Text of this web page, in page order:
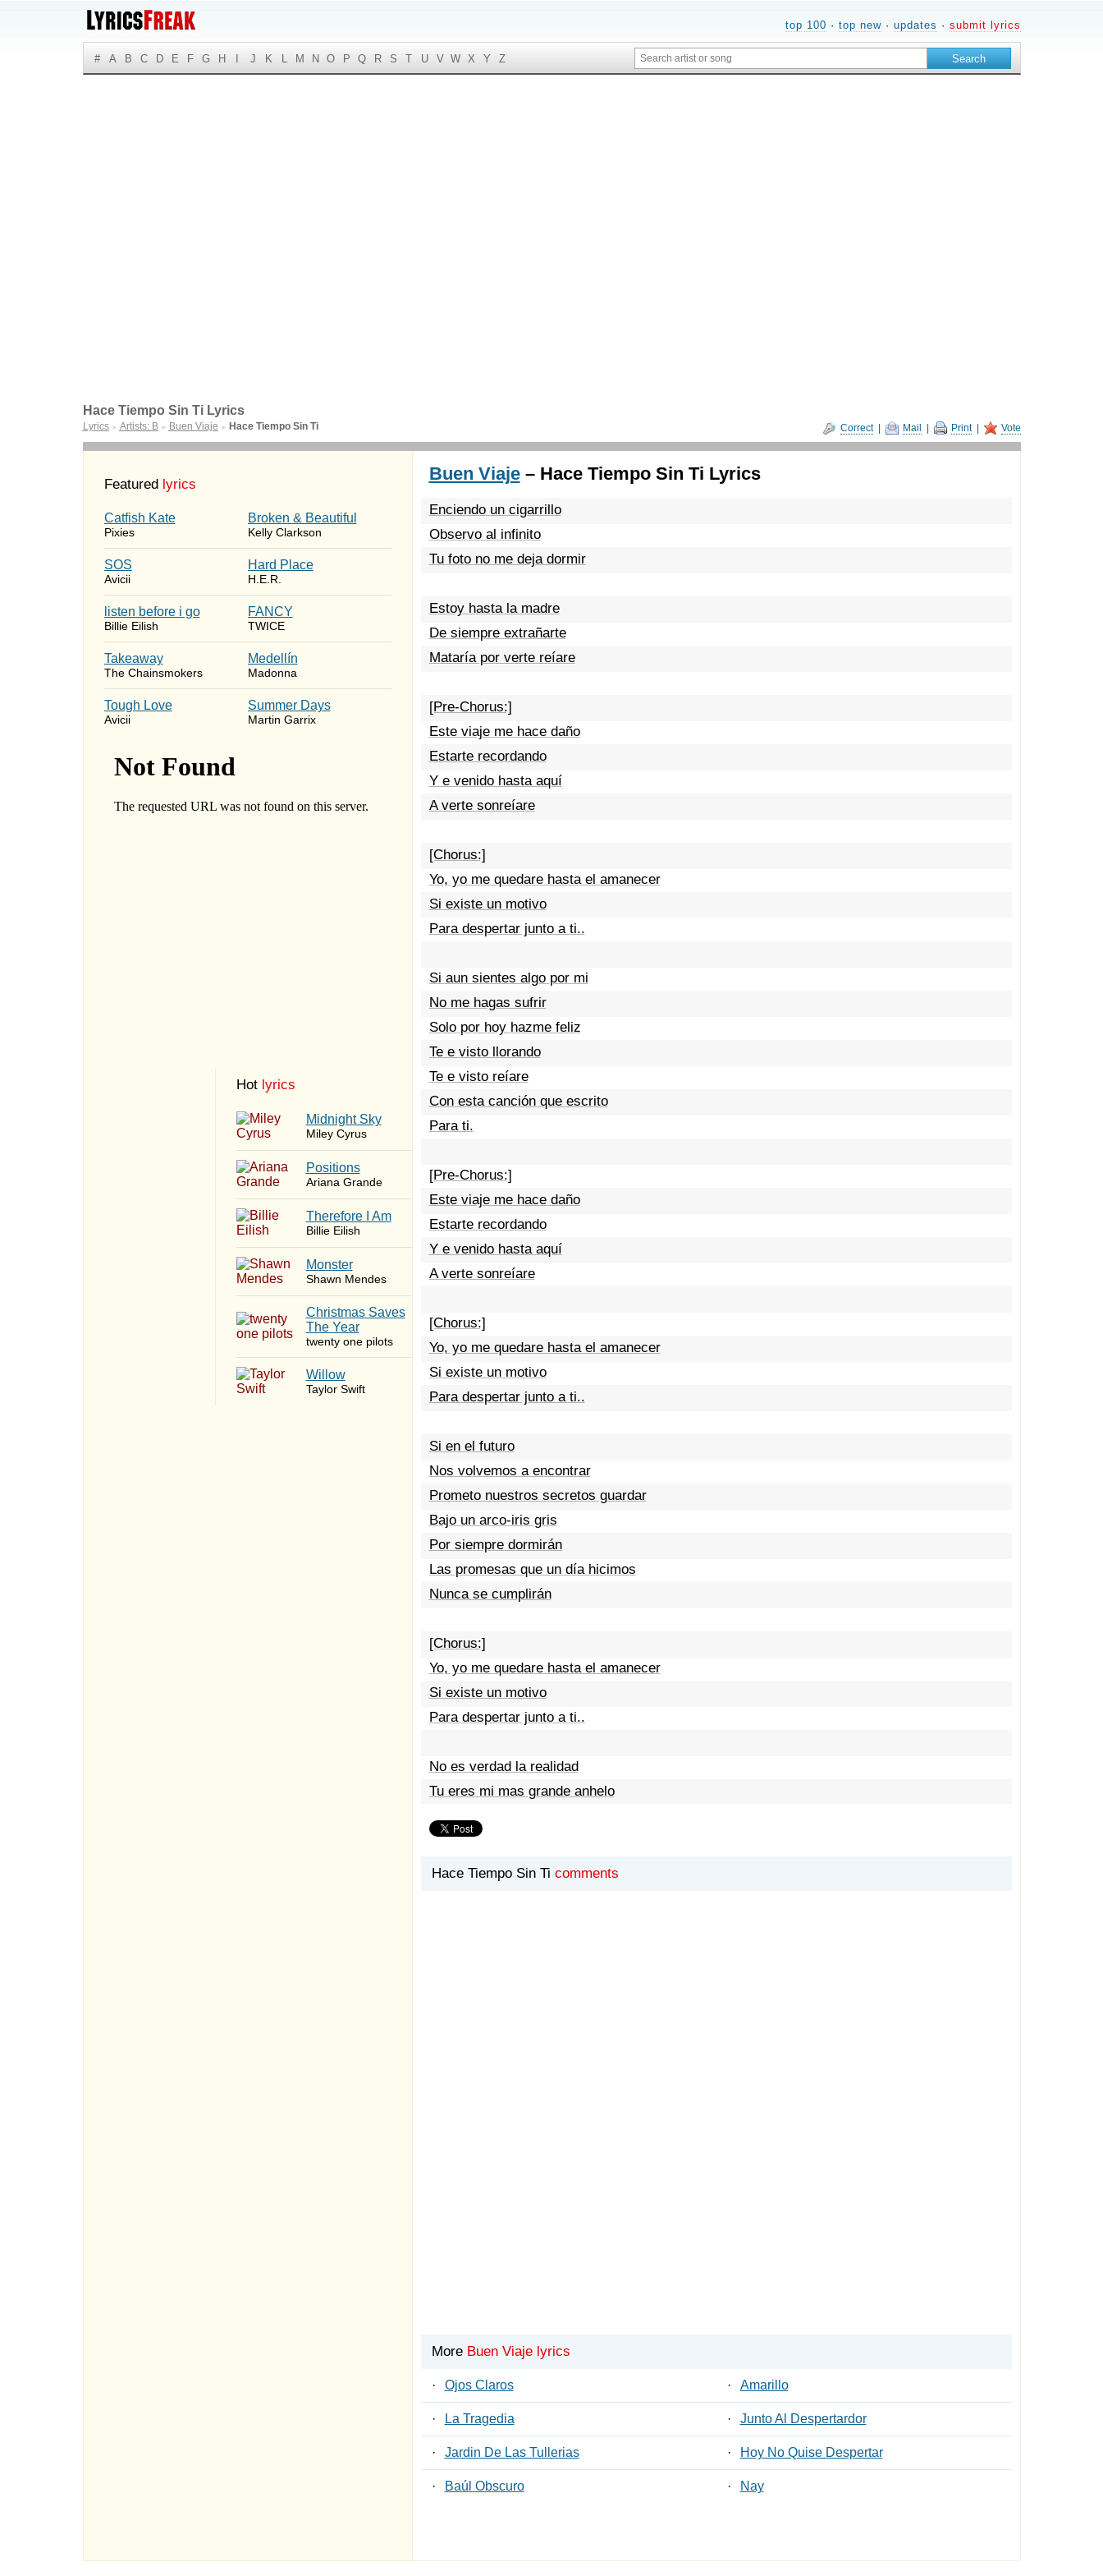
top 100 · top new· updates · submit lyrics
# A B C D E F G H J K L M N O P Q R S T U V W X Y Z
Correct| Mail Print| Vote
Hace Tiempo Sin Ti Lyrics
Lyrics ► Artists: B ► Buen Viaje ► Hace Tiempo Sin Ti
Featured lyrics
Catfish Kate
Pixies
Broken & Beautiful
Kelly Clarkson
SOS
Avicii
Hard Place
H.E.R.
​listen before i go
Billie Eilish
FANCY
TWICE
Takeaway
The Chainsmokers
Medellín
Madonna
Tough Love
Avicii
Summer Days
Martin Garrix
Hot lyrics
Midnight Sky
Miley Cyrus
​Positions
Ariana Grande
Therefore I Am
Billie Eilish
Monster
Shawn Mendes
Christmas Saves
The Year
twenty one pilots
Willow
Taylor Swift
Buen Viaje– Hace Tiempo Sin Ti Lyrics
Enciendo un cigarrillo
Observo al infinito
Tu foto no me deja dormir
Estoy hasta la madre
De siempre extrañarte
Mataría por verte reíare
[Pre-Chorus:]
Este viaje me hace daño
Estarte recordando
Y e venido hasta aquí
A verte sonreíare
[Chorus:]
Yo, yo me quedare hasta el amanecer
Si existe un motivo
Para despertar junto a ti..
Si aun sientes algo por mi
No me hagas sufrir
Solo por hoy hazme feliz
Te e visto llorando
Te e visto reíare
Con esta canción que escrito
Para ti.
[Pre-Chorus:]
Este viaje me hace daño
Estarte recordando
Y e venido hasta aquí
A verte sonreíare
[Chorus:]
Yo, yo me quedare hasta el amanecer
Si existe un motivo
Para despertar junto a ti..
Si en el futuro
Nos volvemos a encontrar
Prometo nuestros secretos guardar
Bajo un arco-iris gris
Por siempre dormirán
Las promesas que un día hicimos
Nunca se cumplirán
[Chorus:]
Yo, yo me quedare hasta el amanecer
Si existe un motivo
Para despertar junto a ti..
No es verdad la realidad
Tu eres mi mas grande anhelo
Hace Tiempo Sin Ti comments
More Buen Viaje lyrics
· Ojos Claros · Amarillo
· La Tragedia · Junto Al Despertardor
· Jardin De Las Tullerias · Hoy No Quise Despertar
· Baúl Obscuro · Nay